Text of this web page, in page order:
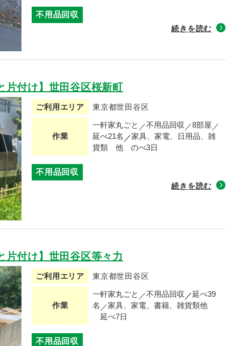
不用品回収
続きを読む
片付け】世田谷区桜新町
ご利用エリア 東京都世田谷区
作業
一軒家丸ごと 不用品回収
8部屋
延べ21名
家具、家電、日用品、雑
貨類 他
のべ3日
不用品回収
続きを読む
片付け】世田谷区等々力
ご利用エリア 東京都世田谷区
作業
一軒家丸ごと 不用品回収
延べ39
名
家具、家電、書籍、雑貨類他
延べ7日
不用品回収